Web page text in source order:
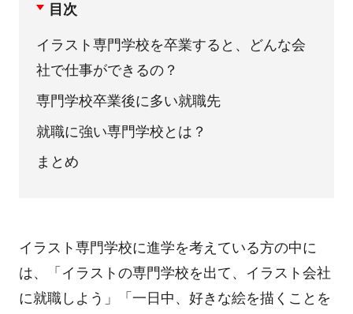
目次
イラスト専門学校を卒業すると、どんな会
社で仕事ができるの？
専門学校卒業後に多い就職先
就職に強い専門学校とは？
まとめ
イラスト専門学校に進学を考えている方の中に
は、「イラストの専門学校を出て、イラスト会社
に就職しよう」「一日中、好きな絵を描くことを